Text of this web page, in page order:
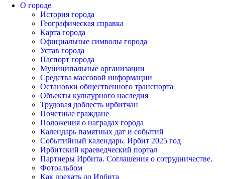
О городе
История города
Географическая справка
Карта города
Официальные символы города
Устав города
Паспорт города
Муниципальные организации
Средства массовой информации
Остановки общественного транспорта
Объекты культурного наследия
Трудовая доблесть ирбитчан
Почетные граждане
Положения о наградах города
Календарь памятных дат и событий
Событийный календарь. Ирбит 2025 год
Ирбитский краеведческий портал
Партнеры Ирбита. Соглашения о сотрудничестве.
Фотоальбом
Как доехать до Ирбита